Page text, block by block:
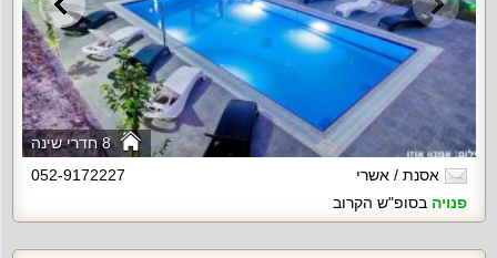
8 חדרי שינה
אסנת / אשרי
052-9172227
פנויה בסופ"ש הקרוב